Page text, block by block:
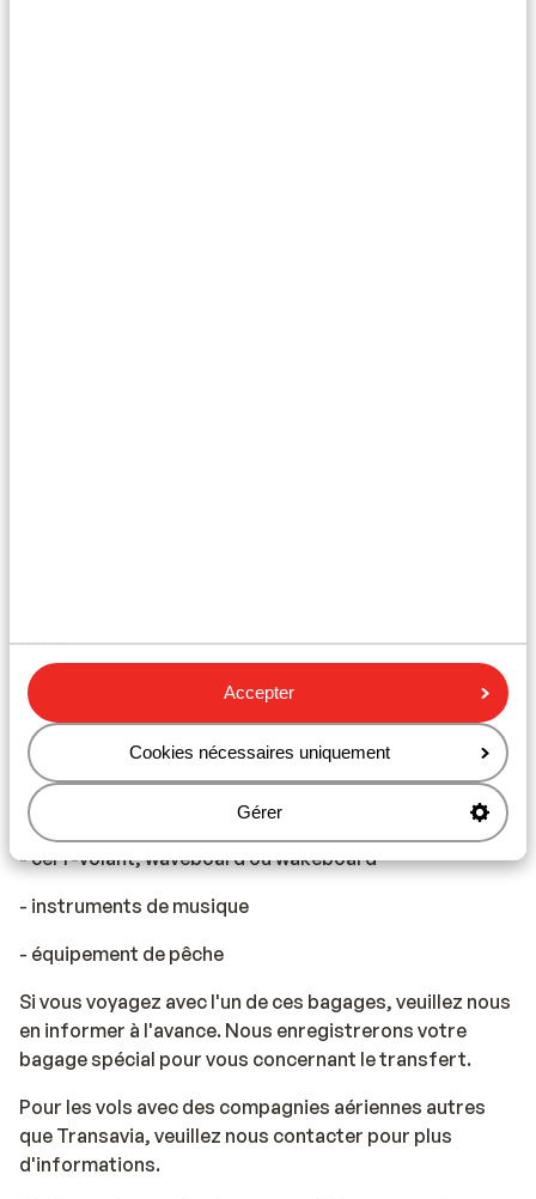
Accepter
Cookies nécessaires uniquement
Gérer
que :
- équipement de plongée (sans supplément pour le
transfert)
- vélo
- équipement de golf
- cerf-volant, waveboard ou wakeboard
- instruments de musique
- équipement de pêche
Si vous voyagez avec l'un de ces bagages, veuillez nous
en informer à l'avance. Nous enregistrerons votre
bagage spécial pour vous concernant le transfert.
Pour les vols avec des compagnies aériennes autres
que Transavia, veuillez nous contacter pour plus
d'informations.